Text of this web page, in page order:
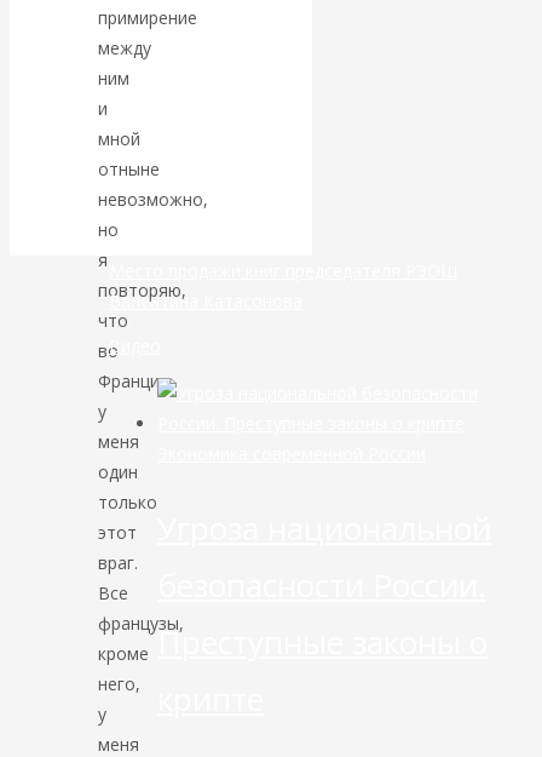
кризис в
банковской
сфере России
уже начался
примирение
между
ним
и
мной
отныне
невозможно,
но
я
повторяю,
что
во
Франции
у
меня
один
только
этот
враг.
Все
французы,
кроме
него,
у
меня
Валентина Катасонова
Видео
Преступные законы о